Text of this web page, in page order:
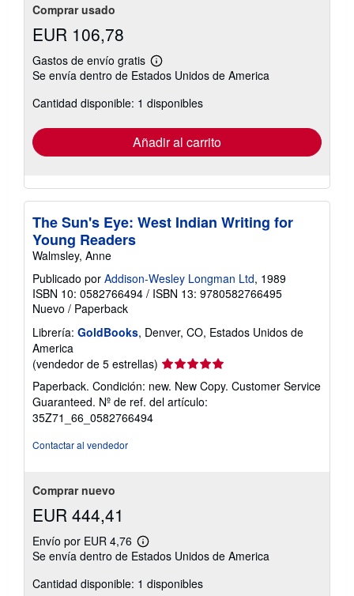
Comprar usado
EUR 106,78
Gastos de envío gratis
Más
información
las
tarifas
envío
Se envía dentro de Estados Unidos de America
Cantidad disponible: 1 disponibles
Añadir al carrito
The Sun's Eye: West Indian Writing for
Young Readers
Walmsley, Anne
Publicado por Addison-Wesley Longman Ltd, 1989
ISBN 10: 0582766494 / ISBN 13: 9780582766495
Nuevo / Paperback
Librería: GoldBooks, Denver, CO, Estados Unidos de
America
(vendedor de 5 estrellas) Calificación
vendedor:
5
Paperback. Condición: new. New Copy. Customer Service
Guaranteed. Nº de ref. del artículo:
35Z71_66_0582766494
Contactar al vendedor
Comprar nuevo
EUR 444,41
Envío por EUR 4,76
Más
información
las
tarifas
Se envía dentro de Estados Unidos de America
Cantidad disponible: 1 disponibles